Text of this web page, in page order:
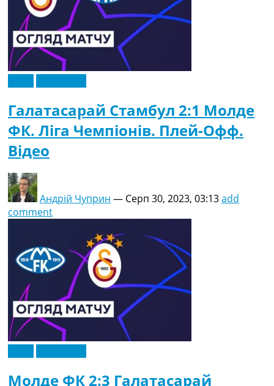
Галатасарай Стамбул 2:1 Молде
ФК. Ліга Чемпіонів. Плей-Офф.
Відео
Андрій Чуприн — Серп 30, 2023, 03:13add
comment
Молде ФК 2:3 Галатасарай